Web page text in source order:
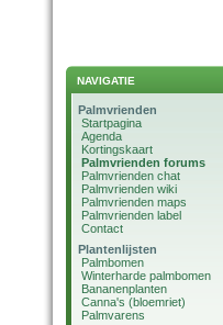
NAVIGATIE
Palmvrienden
Startpagina
Agenda
Kortingskaart
Palmvrienden forums
Palmvrienden chat
Palmvrienden wiki
Palmvrienden maps
Palmvrienden label
Contact
Plantenlijsten
Palmbomen
Winterharde palmbomen
Bananenplanten
Canna's (bloemriet)
Palmvarens